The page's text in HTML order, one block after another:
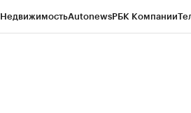
НедвижимостьAutonewsРБК Компании